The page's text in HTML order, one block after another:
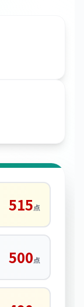
515点
500点